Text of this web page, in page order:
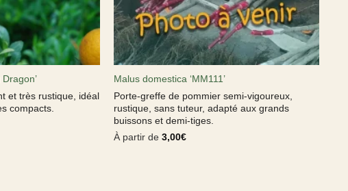
et très rustique, idéal
compacts.
Malus domestica ‘MM111’
Porte-greffe de pommier semi-vigoureux,
rustique, sans tuteur, adapté aux grands
buissons et demi-tiges.
À partir de 3,00€